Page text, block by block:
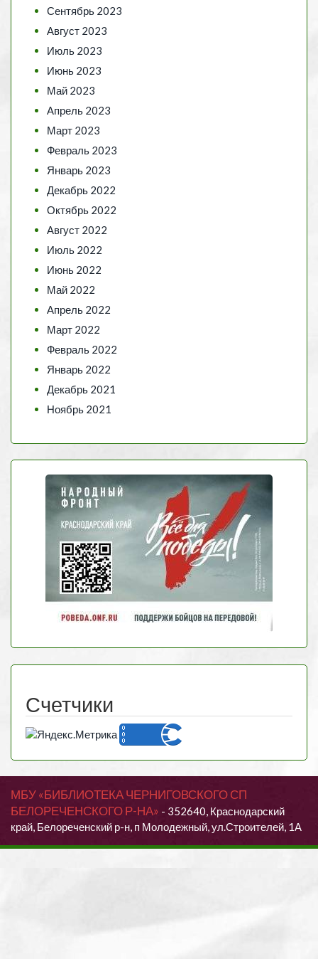
Сентябрь 2023
Август 2023
Июль 2023
Июнь 2023
Май 2023
Апрель 2023
Март 2023
Февраль 2023
Январь 2023
Декабрь 2022
Октябрь 2022
Август 2022
Июль 2022
Июнь 2022
Май 2022
Апрель 2022
Март 2022
Февраль 2022
Январь 2022
Декабрь 2021
Ноябрь 2021
Счетчики
МБУ «БИБЛИОТЕКА ЧЕРНИГОВСКОГО СП
БЕЛОРЕЧЕНСКОГО Р-НА» - 352640, Краснодарский
край, Белореченский р-н, п Молодежный, ул.Строителей, 1А